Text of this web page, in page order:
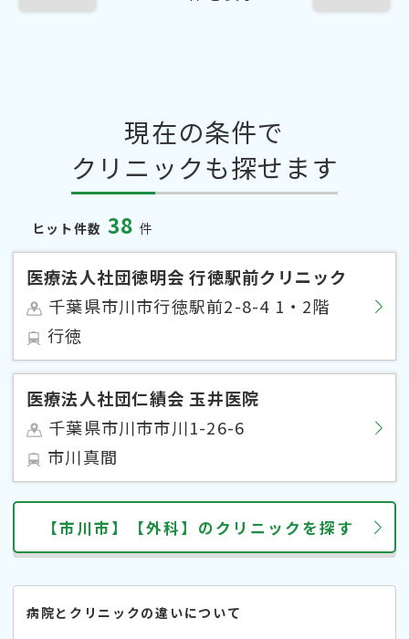
現在の条件で
クリニックも探せます
ヒット件数 38 件
医療法人社団徳明会 行徳駅前クリニック
千葉県市川市行徳駅前2-8-4 1・2階
行徳
医療法人社団仁績会 玉井医院
千葉県市川市市川1-26-6
市川真間
【市川市】【外科】のクリニックを探す
病院とクリニックの違いについて